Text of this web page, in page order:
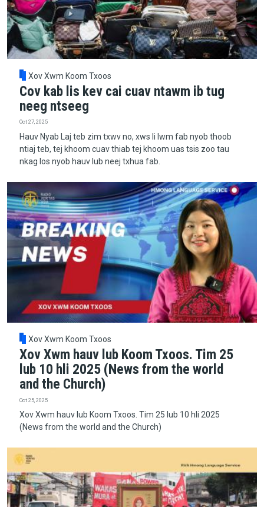
Xov Xwm Koom Txoos
Cov kab lis kev cai cuav ntawm ib tug
neeg ntseeg
Oct 27, 2025
Hauv Nyab Laj teb zim txwv no, xws li lwm fab nyob thoob
ntiaj teb, tej khoom cuav thiab tej khoom uas tsis zoo tau
nkag los nyob hauv lub neej txhua fab.
Xov Xwm Koom Txoos
Xov Xwm hauv lub Koom Txoos. Tim 25
lub 10 hli 2025 (News from the world
and the Church)
Oct 25, 2025
Xov Xwm hauv lub Koom Txoos. Tim 25 lub 10 hli 2025
(News from the world and the Church)